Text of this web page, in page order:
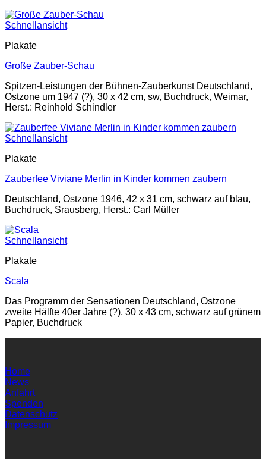
Schnellansicht
Plakate
Große Zauber-Schau
Spitzen-Leistungen der Bühnen-Zauberkunst Deutschland,
Ostzone um 1947 (?), 30 x 42 cm, sw, Buchdruck, Weimar,
Herst.: Reinhold Schindler
Schnellansicht
Plakate
Zauberfee Viviane Merlin in Kinder kommen zaubern
Deutschland, Ostzone 1946, 42 x 31 cm, schwarz auf blau,
Buchdruck, Srausberg, Herst.: Carl Müller
Schnellansicht
Plakate
Scala
Das Programm der Sensationen Deutschland, Ostzone
zweite Hälfte 40er Jahre (?), 30 x 43 cm, schwarz auf grünem
Papier, Buchdruck
Home
News
Anfahrt
Spenden
Datenschutz
Impressum